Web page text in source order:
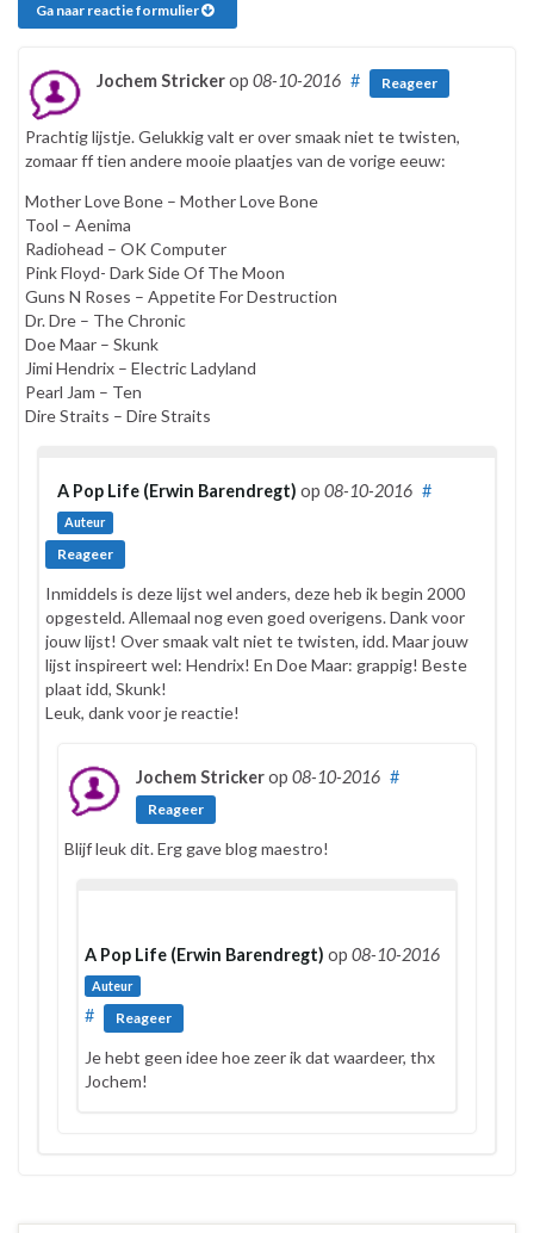
Ga naar reactie formulier
Jochem Strickerop 08-10-2016 # Reageer
Prachtig lijstje. Gelukkig valt er over smaak niet te twisten,
zomaar ff tien andere mooie plaatjes van de vorige eeuw:
Mother Love Bone – Mother Love Bone
Tool – Aenima
Radiohead – OK Computer
Pink Floyd- Dark Side Of The Moon
Guns N Roses – Appetite For Destruction
Dr. Dre – The Chronic
Doe Maar – Skunk
Jimi Hendrix – Electric Ladyland
Pearl Jam – Ten
Dire Straits – Dire Straits
A Pop Life (Erwin Barendregt) op 08-10-2016
Auteur
#
Reageer
Inmiddels is deze lijst wel anders, deze heb ik begin 2000
opgesteld. Allemaal nog even goed overigens. Dank voor
jouw lijst! Over smaak valt niet te twisten, idd. Maar jouw
lijst inspireert wel: Hendrix! En Doe Maar: grappig! Beste
plaat idd, Skunk!
Leuk, dank voor je reactie!
Jochem Strickerop 08-10-2016 #
Reageer
Blijf leuk dit. Erg gave blog maestro!
A Pop Life (Erwin Barendregt) op 08-10-2016
Auteur
# Reageer
Je hebt geen idee hoe zeer ik dat waardeer, thx
Jochem!